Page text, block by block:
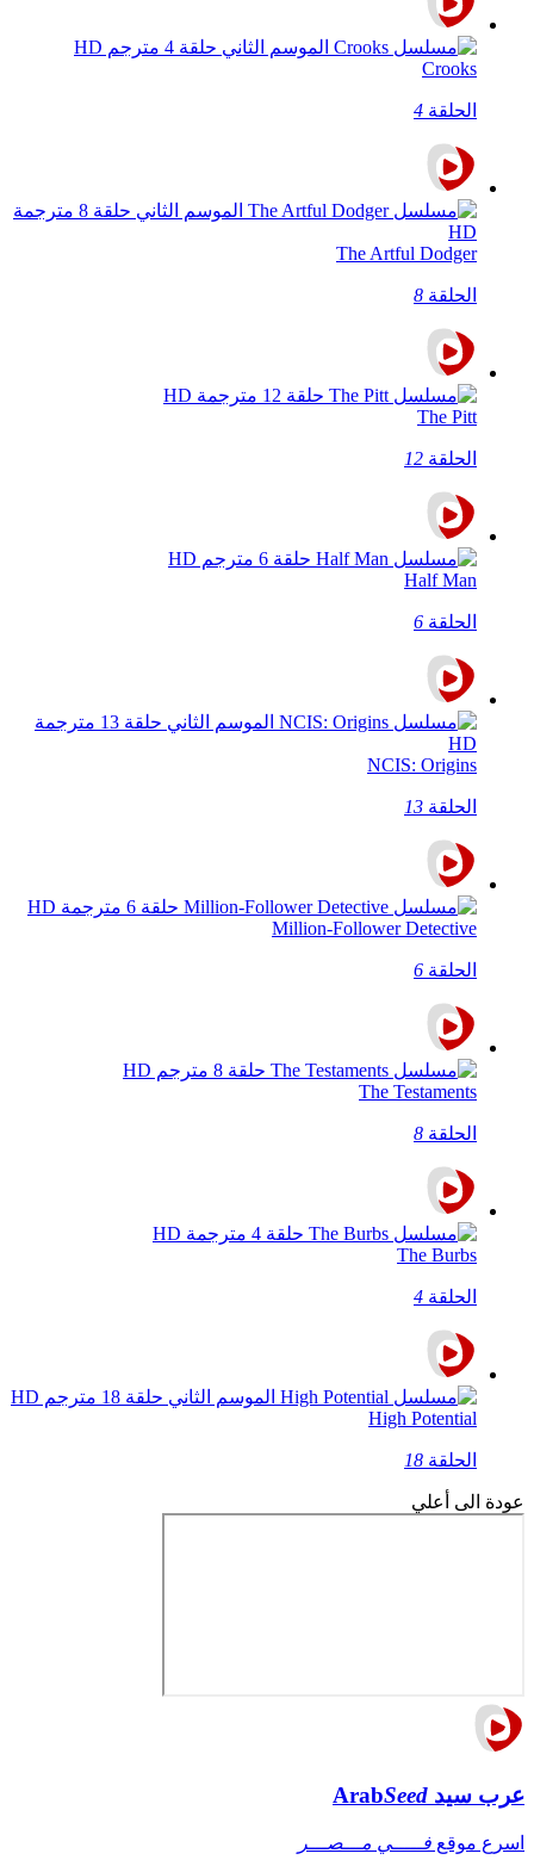
Crooks
الحلقة 4
The Artful Dodger
الحلقة 8
The Pitt
الحلقة 12
Half Man
الحلقة 6
NCIS: Origins
الحلقة 13
Million-Follower Detective
الحلقة 6
The Testaments
الحلقة 8
The Burbs
الحلقة 4
High Potential
الحلقة 18
عودة الى أعلي
عرب سيد ArabSeed
اسرع موقع فـــــي مـــصـــر